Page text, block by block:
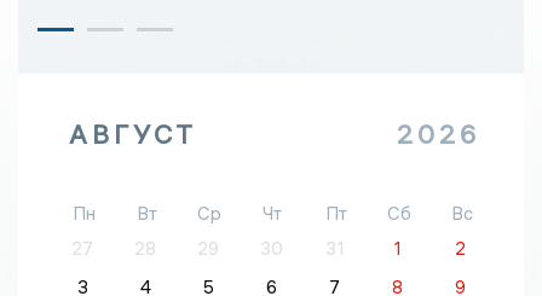
АВГУСТ 2026
Пн Вт Ср Чт Пт Сб
Вс
27
28 29 30 31 1
2
3
4 5 6 7 8
9